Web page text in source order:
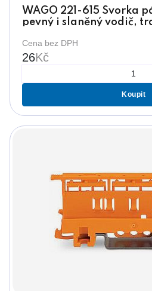
WAGO 221-615 Svorka
pevný i slaněný vodič,
Cena bez DPH
26Kč
Koupit